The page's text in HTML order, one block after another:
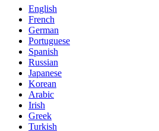
English
French
German
Portuguese
Spanish
Russian
Japanese
Korean
Arabic
Irish
Greek
Turkish